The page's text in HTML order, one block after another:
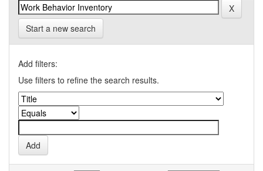
Start a new search
Add filters:
Use filters to refine the search results.